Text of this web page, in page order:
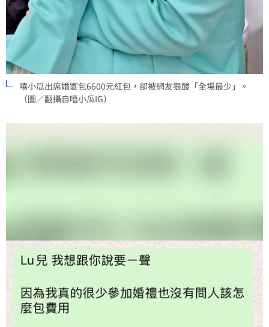
嘻小瓜出席婚宴包6600元紅包，卻被網友狠酸「全場最少」。
（圖／翻攝自嘻小瓜IG）